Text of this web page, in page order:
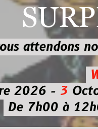
Wavre
-3Octobre
à 12h00